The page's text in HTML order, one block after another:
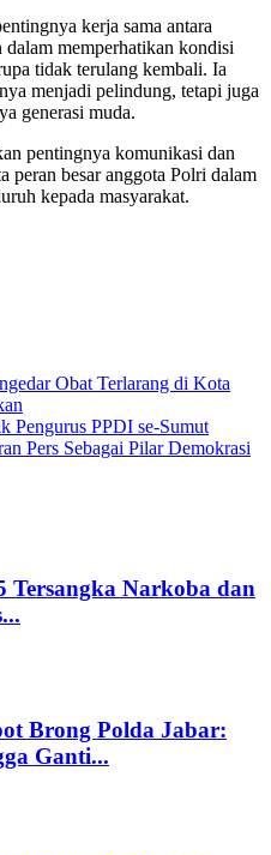
kerja sama antara
memperhatikan kondisi
tidak terulang kembali. Ia
menjadi pelindung, tetapi juga
generasi muda.
pentingnya komunikasi dan
peran besar anggota Polri dalam
kepada masyarakat.
Obat Terlarang di Kota
Pengurus PPDI se-Sumut
Pers Sebagai Pilar Demokrasi
Tersangka Narkoba dan
Brong Polda Jabar:
Ganti...